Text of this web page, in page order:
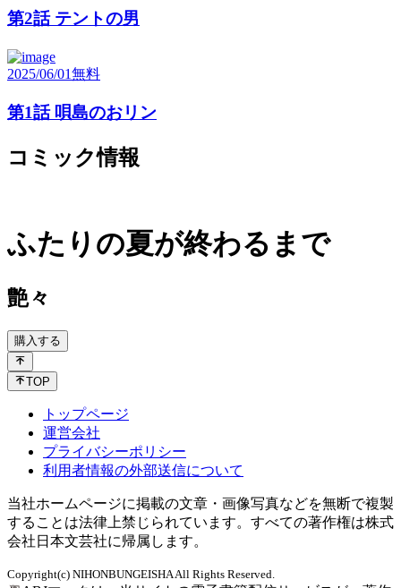
第2話 テントの男
2025/06/01無料
第1話 唄島のおリン
コミック情報
ふたりの夏が終わるまで
艶々
購入する
TOP
トップページ
運営会社
プライバシーポリシー
利用者情報の外部送信について
当社ホームページに掲載の文章・画像写真などを無断で複製
することは法律上禁じられています。すべての著作権は株式
会社日本文芸社に帰属します。
Copyright(c) NIHONBUNGEISHA All Rights Reserved.